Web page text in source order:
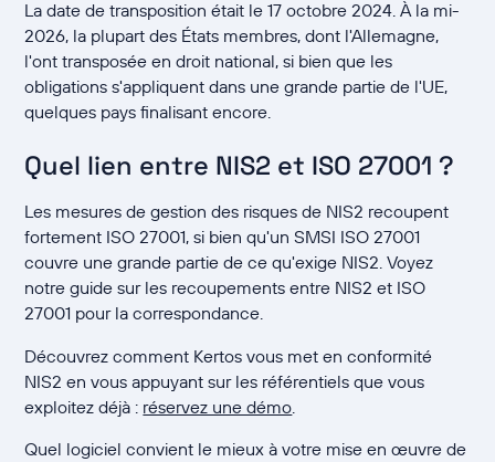
La date de transposition était le 17 octobre 2024. À la mi-
2026, la plupart des États membres, dont l'Allemagne,
l'ont transposée en droit national, si bien que les
obligations s'appliquent dans une grande partie de l'UE,
quelques pays finalisant encore.
Quel lien entre NIS2 et ISO 27001 ?
Les mesures de gestion des risques de NIS2 recoupent
fortement ISO 27001, si bien qu'un SMSI ISO 27001
couvre une grande partie de ce qu'exige NIS2. Voyez
notre guide sur les recoupements entre NIS2 et ISO
27001 pour la correspondance.
Découvrez comment Kertos vous met en conformité
NIS2 en vous appuyant sur les référentiels que vous
exploitez déjà : réservez une démo
Quel logiciel convient le mieux à votre mise en œuvre de